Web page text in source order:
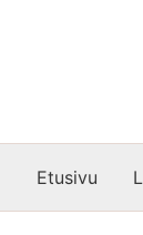
Etusivu